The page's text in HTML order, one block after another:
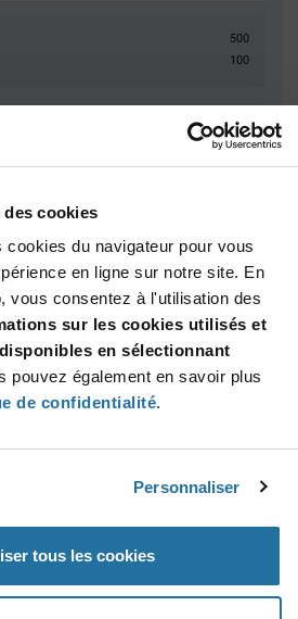
cookies
du navigateur pour vous
en ligne sur notre site. En
vous consentez à l'utilisation des
sur les cookies utilisés et
en sélectionnant
pouvez également en savoir plus
de confidentialité.
Personnaliser
tous les cookies
500
100
770,00 $
USD
Prix unitaire
$1.54